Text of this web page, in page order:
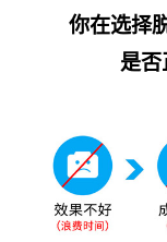
你在选择
是否